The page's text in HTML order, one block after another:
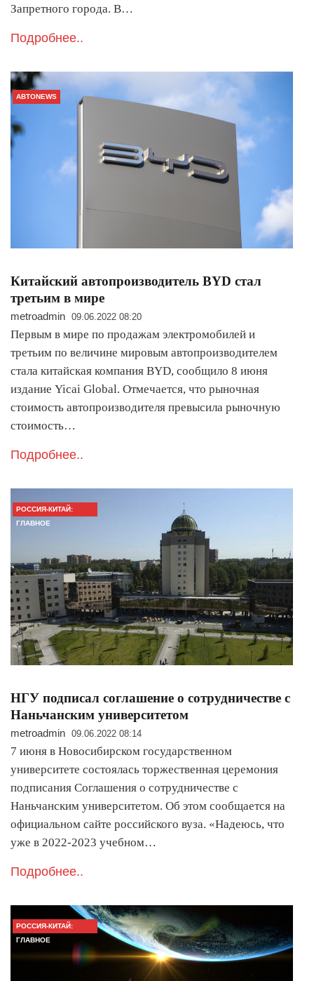
Запретного города. В…
Подробнее..
АВТОNEWS
Китайский автопроизводитель BYD стал
третьим в мире
metroadmin 09.06.2022 08:20
Первым в мире по продажам электромобилей и
третьим по величине мировым автопроизводителем
стала китайская компания BYD, сообщило 8 июня
издание Yicai Global. Отмечается, что рыночная
стоимость автопроизводителя превысила рыночную
стоимость…
Подробнее..
РОССИЯ-КИТАЙ:
ГЛАВНОЕ
НГУ подписал соглашение о сотрудничестве с
Наньчанским университетом
metroadmin 09.06.2022 08:14
7 июня в Новосибирском государственном
университете состоялась торжественная церемония
подписания Соглашения о сотрудничестве с
Наньчанским университетом. Об этом сообщается на
официальном сайте российского вуза. «Надеюсь, что
уже в 2022-2023 учебном…
Подробнее..
РОССИЯ-КИТАЙ:
ГЛАВНОЕ